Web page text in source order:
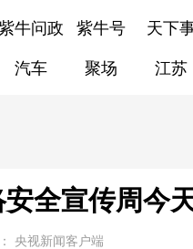
牛问政 紫牛号 天下
汽车 聚场 江苏
全宣传周今
央视新闻客户端